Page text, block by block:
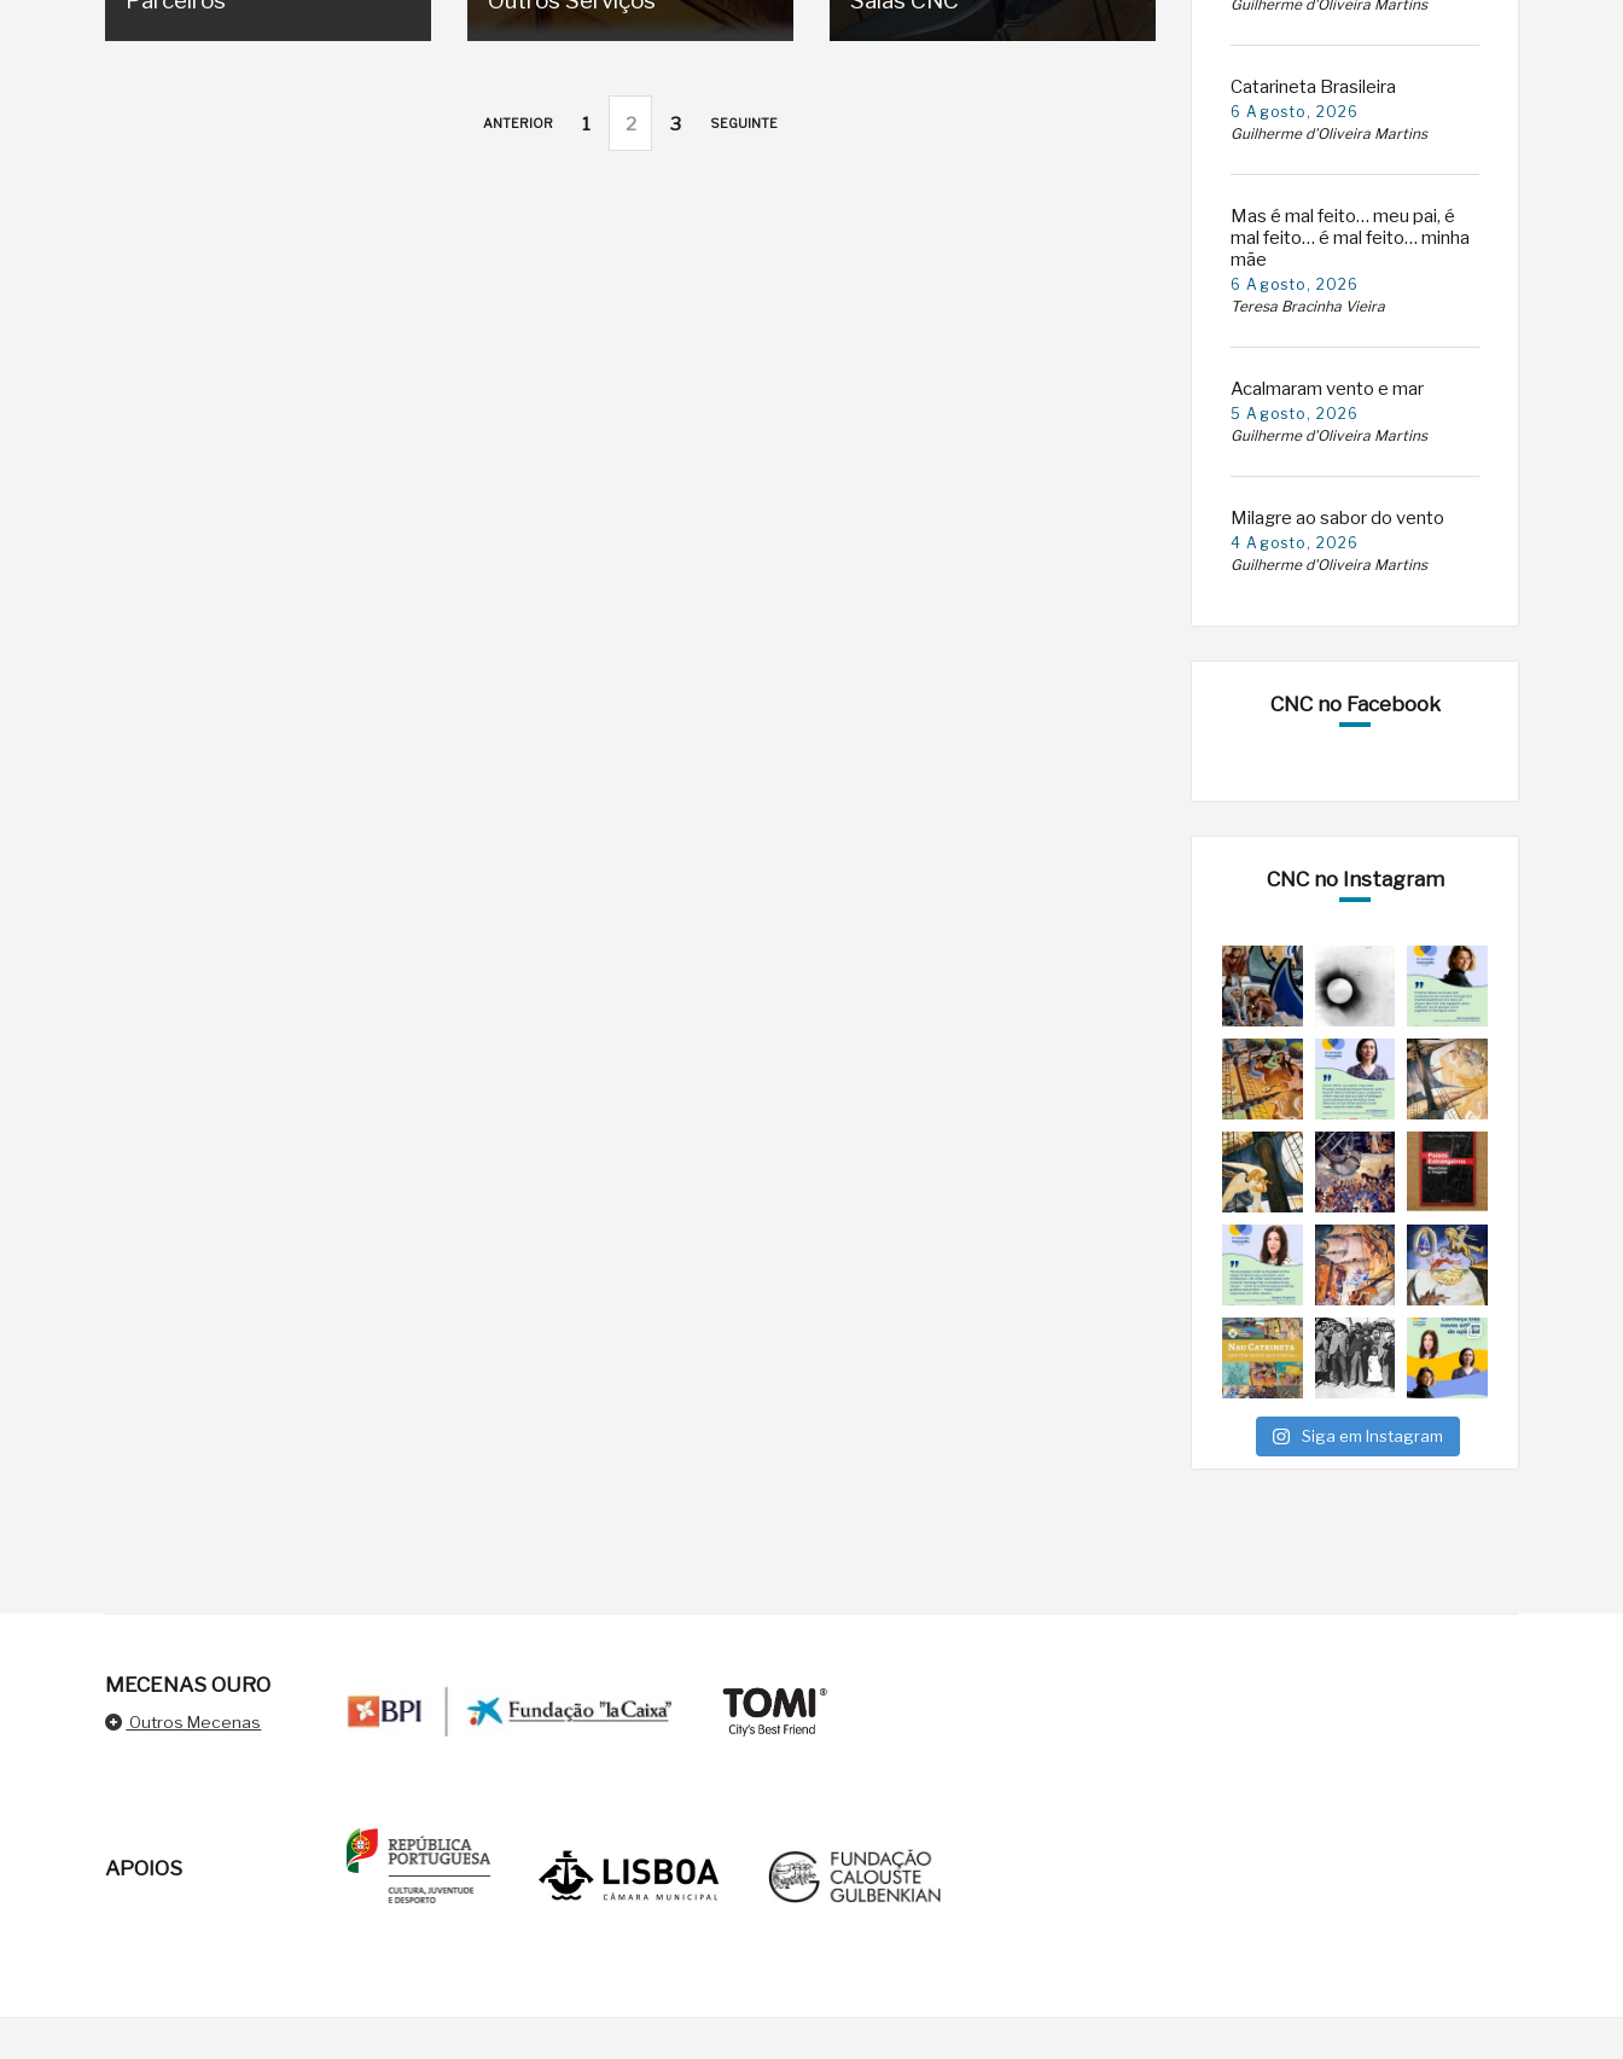
ANTERIOR 1 2 3 SEGUINTE
Guilherme d'Oliveira Martins
Catarineta Brasileira
6 Agosto, 2026
Guilherme d'Oliveira Martins
Mas é mal feito… meu pai, é
mal feito… é mal feito… minha
mãe
6 Agosto, 2026
Teresa Bracinha Vieira
Acalmaram vento e mar
5 Agosto, 2026
Guilherme d'Oliveira Martins
Milagre ao sabor do vento
4 Agosto, 2026
Guilherme d'Oliveira Martins
CNC no Facebook
CNC no Instagram
Siga em Instagram
MECENAS OURO
Outros Mecenas
APOIOS